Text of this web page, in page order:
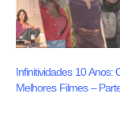
Infinitividades 10 Anos:
Melhores Filmes –